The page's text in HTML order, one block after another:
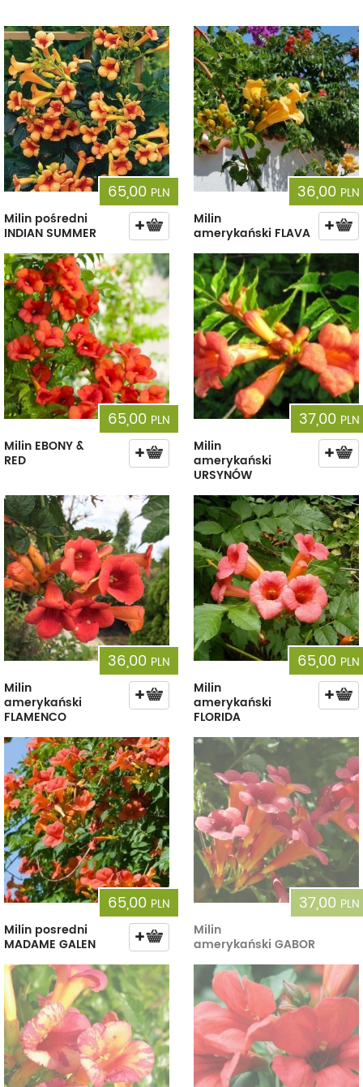
65,00 PLN
Milin pośredni
INDIAN SUMMER
36,00 PLN
Milin
amerykański FLAVA
65,00 PLN
Milin EBONY &
RED
37,00 PLN
Milin
amerykański
URSYNÓW
36,00 PLN
Milin
amerykański
FLAMENCO
65,00 PLN
Milin
amerykański
FLORIDA
65,00 PLN
Milin posredni
MADAME GALEN
37,00 PLN
Milin
amerykański GABOR